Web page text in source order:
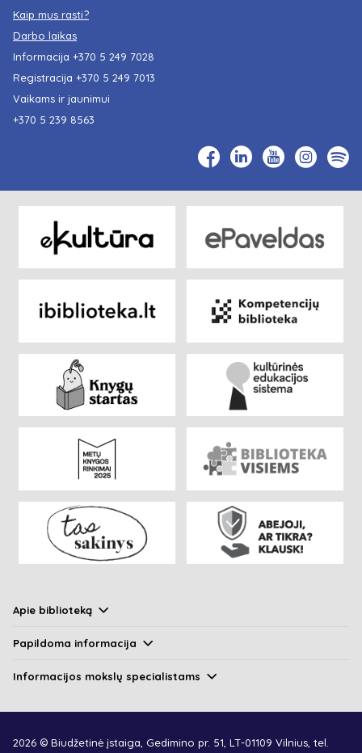
Kaip mus rasti?
Darbo laikas
Informacija +370 5 249 7028
Registracija +370 5 249 7013
Vaikams ir jaunimui
+370 5 239 8563
Apie biblioteką
Papildoma informacija
Informacijos mokslų specialistams
2026 © Biudžetinė įstaiga, Gedimino pr. 51, LT-01109 Vilnius, tel.